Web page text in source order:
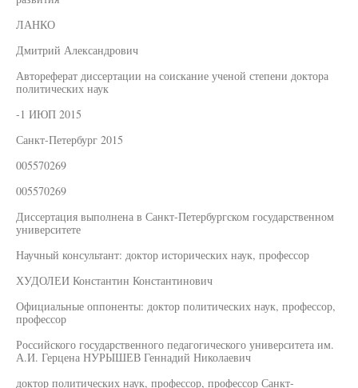
ЛАНКО
Дмитрий Александрович
Автореферат диссертации на соискание ученой степени доктора
политических наук
-1 ИЮП 2015
Санкт-Петербург 2015
005570269
005570269
Диссертация выполнена в Санкт-Петербургском государственном
университете
Научный консультант: доктор исторических наук, профессор
ХУДОЛЕИ Константин Константинович
Официальные оппоненты: доктор политических наук, профессор,
профессор
Российского государственного педагогического университета им.
А.И. Герцена НУРЫШЕВ Геннадий Николаевич
доктор политических наук, профессор, профессор Санкт-